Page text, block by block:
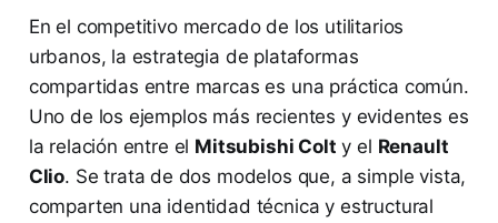
En el competitivo mercado de los utilitarios
urbanos, la estrategia de plataformas
compartidas entre marcas es una práctica común.
Uno de los ejemplos más recientes y evidentes es
la relación entre el Mitsubishi Colt y el Renault
Clio. Se trata de dos modelos que, a simple vista,
comparten una identidad técnica y estructural